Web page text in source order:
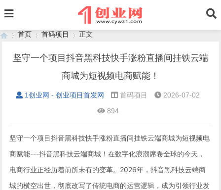
首页 首码项目
›
正文
坚守一个项目抖音黑科技快手涨粉直播间挂铁云端
商城为短视频电商赋能！
1创业网 - 创业项目首发网 首码项目
2026-07-02
894
坚守一个项目抖音黑科技快手涨粉直播间挂铁云端商城为短视频电
商赋能---抖音黑科技云端商城！在数字化浪潮席卷全球的今天，
电商行业正经历着前所未有的变革。2026年，抖音黑科技云端商
城的横空出世，彻底改写了传统电商的运营逻辑，成为引领行业发